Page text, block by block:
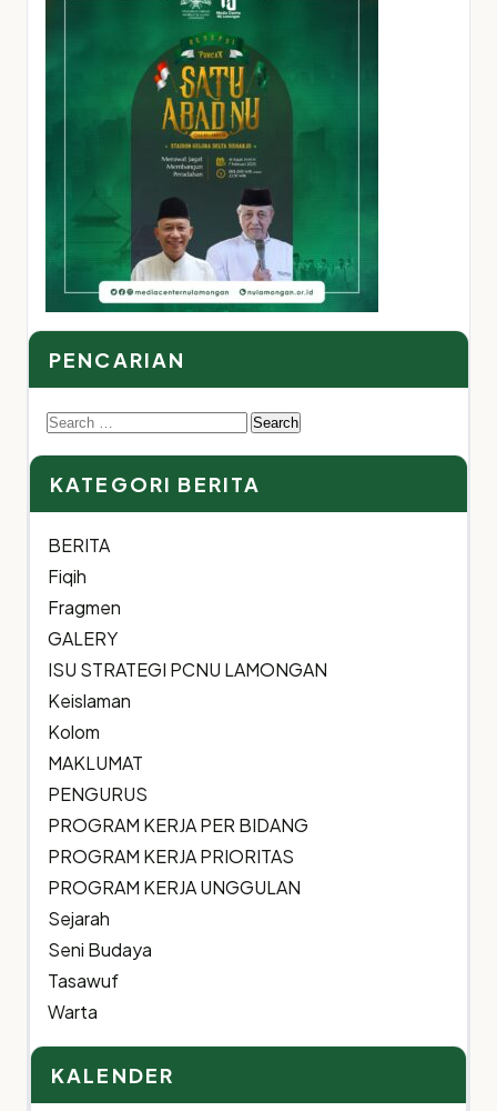
PENCARIAN
Search
for:
KATEGORI BERITA
BERITA
Fiqih
Fragmen
GALERY
ISU STRATEGI PCNU LAMONGAN
Keislaman
Kolom
MAKLUMAT
PENGURUS
PROGRAM KERJA PER BIDANG
PROGRAM KERJA PRIORITAS
PROGRAM KERJA UNGGULAN
Sejarah
Seni Budaya
Tasawuf
Warta
KALENDER